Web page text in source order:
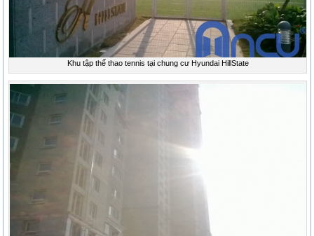
Khu tập thể thao tennis tại chung cư Hyundai HillState